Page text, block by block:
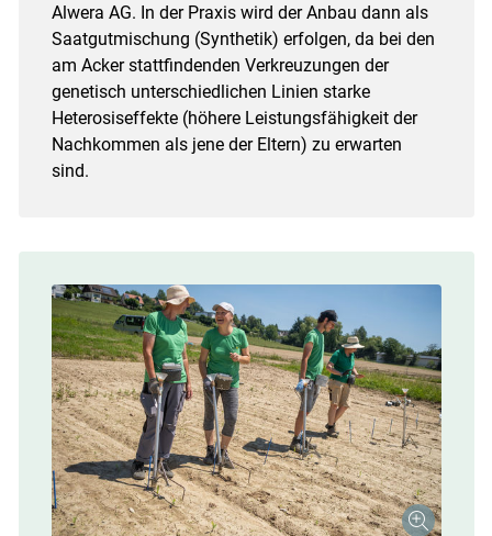
Alwera AG. In der Praxis wird der Anbau dann als
Saatgutmischung (Synthetik) erfolgen, da bei den
am Acker stattfindenden Verkreuzungen der
genetisch unterschiedlichen Linien starke
Heterosiseffekte (höhere Leistungsfähigkeit der
Nachkommen als jene der Eltern) zu erwarten
sind.